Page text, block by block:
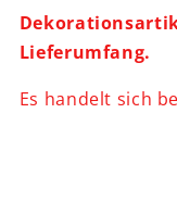
Lieferumfang.
Es handelt sich